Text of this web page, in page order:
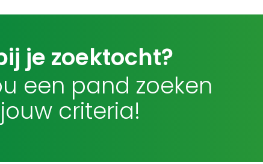
je zoektocht?
een pand zoeken
criteria!